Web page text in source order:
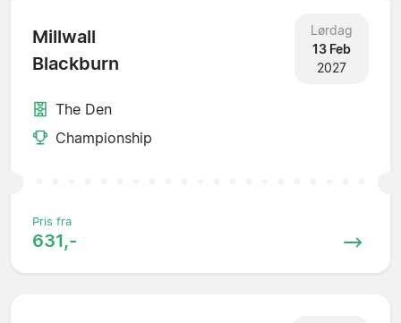
Millwall
Blackburn
Lørdag
13 Feb
2027
The Den
Championship
Pris fra
631,-